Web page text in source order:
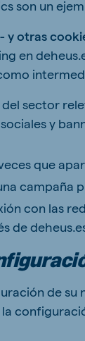
son un
y otras
en
sector
y
que
campaña
con las
de
de su